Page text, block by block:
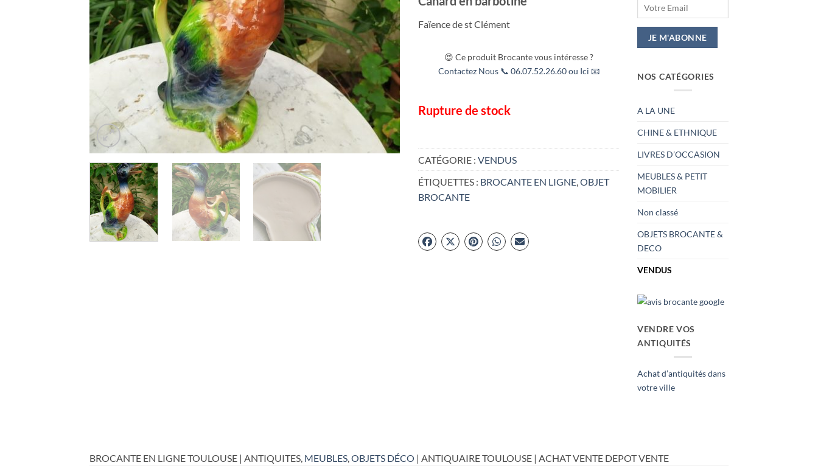
Faïence de st Clément
😍 Ce produit Brocante vous intéresse ?
Contactez Nous 📞 06.07.52.26.60 ou Ici 📧
Rupture de stock
CATÉGORIE : VENDUS
ÉTIQUETTES : BROCANTE EN LIGNE,OBJET
BROCANTE
NOS CATÉGORIES
A LA UNE
CHINE & ETHNIQUE
LIVRES D’OCCASION
MEUBLES & PETIT
MOBILIER
Non classé
OBJETS BROCANTE &
DECO
VENDUS
VENDRE VOS
ANTIQUITÉS
Achat d’antiquités dans
votre ville
BROCANTE EN LIGNE TOULOUSE | ANTIQUITES, MEUBLES OBJETS DÉCO | ANTIQUAIRE TOULOUSE | ACHAT VENTE DEPOT VENTE